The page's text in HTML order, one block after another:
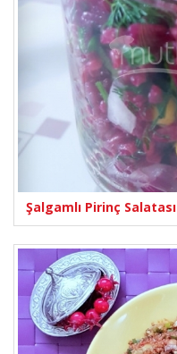
Şalgamlı Pirinç Salatası